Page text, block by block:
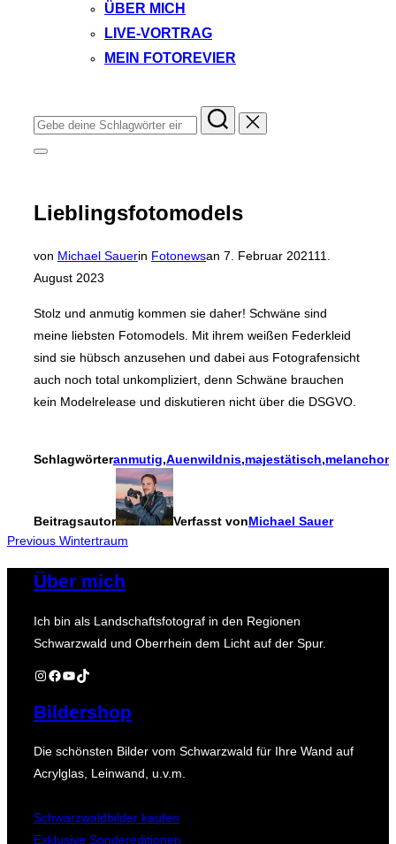
ÜBER MICH
LIVE-VORTRAG
MEIN FOTOREVIER
Suchen
nach:
Seitenleiste
Lieblingsfotomodels
von Michael Sauerin Fotonewsan Veröffentlicht
7. Februar 202111.
August 2023
Stolz und anmutig kommen sie daher! Schwäne sind
meine liebsten Fotomodels. Mit ihrem weißen Federkleid
sind sie hübsch anzusehen und dabei aus Fotografensicht
auch noch total unkompliziert, denn Schwäne brauchen
kein Modelrelease und diskutieren nicht über die DSGVO.
Schlagwörteranmutig,Auenwildnis,majestätisch,
Beitragsautor Verfasst vonMichael Sauer
Beitragsnavigation
Previous
Previous Wintertraum
Über mich
Ich bin als Landschaftsfotograf in den Regionen
Schwarzwald und Oberrhein dem Licht auf der Spur.
Instagram
Facebook
YouTube
TikTok
Bildershop
Die schönsten Bilder vom Schwarzwald für Ihre Wand auf
Acrylglas, Leinwand, u.v.m.
Schwarzwaldbilder kaufen
Exklusive Sondereditionen